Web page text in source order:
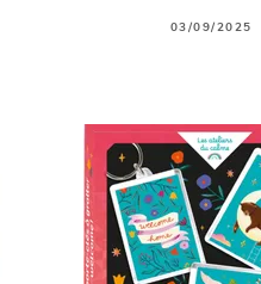
03/09/2025